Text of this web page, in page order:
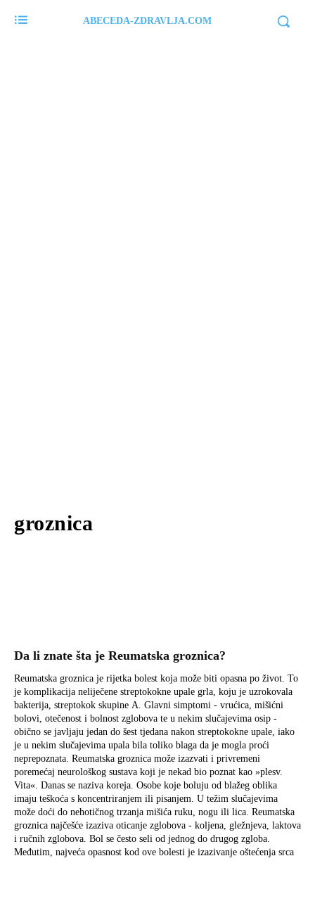
ABECEDA-ZDRAVLJA.COM
groznica
Da li znate šta je Reumatska groznica?
Reumatska groznica je rijetka bolest koja može biti opasna po život. To
je komplikacija neliječene streptokokne upale grla, koju je uzrokovala
bakterija, streptokok skupine A. Glavni simptomi - vrućica, mišićni
bolovi, otečenost i bolnost zglobova te u nekim slučajevima osip -
obično se javljaju jedan do šest tjedana nakon streptokokne upale, iako
je u nekim slučajevima upala bila toliko blaga da je mogla proći
neprepoznata. Reumatska groznica može izazvati i privremeni
poremećaj neurološkog sustava koji je nekad bio poznat kao »plesv.
Vita«. Danas se naziva koreja. Osobe koje boluju od blažeg oblika
imaju teškoća s koncentriranjem ili pisanjem. U težim slučajevima
može doći do nehotičnog trzanja mišića ruku, nogu ili lica. Reumatska
groznica najčešće izaziva oticanje zglobova - koljena, gležnjeva, laktova
i ručnih zglobova. Bol se često seli od jednog do drugog zgloba.
Međutim, najveća opasnost kod ove bolesti je izazivanje oštećenja srca